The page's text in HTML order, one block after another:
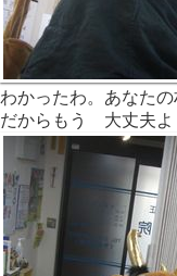
わかったわ。あなた
だからもう 大丈夫よ